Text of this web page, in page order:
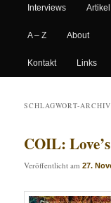
Interviews Artikel
A – Z About
Kontakt Links
SCHLAGWORT-
COIL:
Veröffentlicht am27.